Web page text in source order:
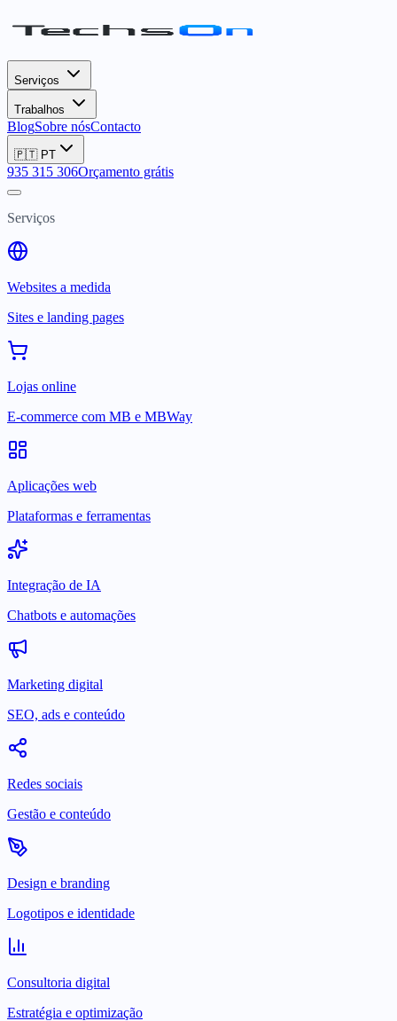
Serviços
Trabalhos
BlogSobre nósContacto
🇵🇹 PT
935 315 306Orçamento grátis
Serviços
Websites a medida
Sites e landing pages
Lojas online
E-commerce com MB e MBWay
Aplicações web
Plataformas e ferramentas
Integração de IA
Chatbots e automações
Marketing digital
SEO, ads e conteúdo
Redes sociais
Gestão e conteúdo
Design e branding
Logotipos e identidade
Consultoria digital
Estratégia e optimização